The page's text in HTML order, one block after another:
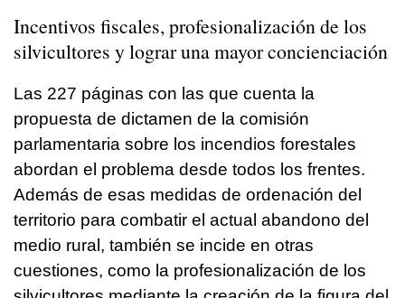
Incentivos fiscales, profesionalización de los
silvicultores y lograr una mayor concienciación
Las 227 páginas con las que cuenta la
propuesta de dictamen de la comisión
parlamentaria sobre los incendios forestales
abordan el problema desde todos los frentes.
Además de esas medidas de ordenación del
territorio para combatir el actual abandono del
medio rural, también se incide en otras
cuestiones, como la profesionalización de los